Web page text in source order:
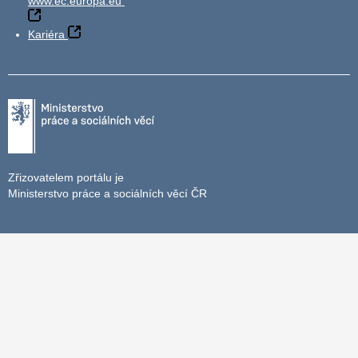
Kariéra
Zřizovatelem portálu je
Ministerstvo práce a sociálních věcí ČR